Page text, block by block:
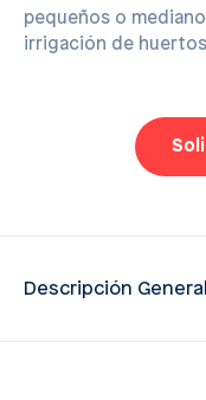
pequeños o
irrigación de
Descripción General